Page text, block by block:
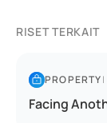
RISET TERKAIT
PROPERTY
Facing